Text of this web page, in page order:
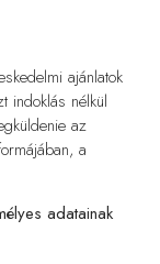
ajánlatok
indoklás nélkül
az
a
adatainak